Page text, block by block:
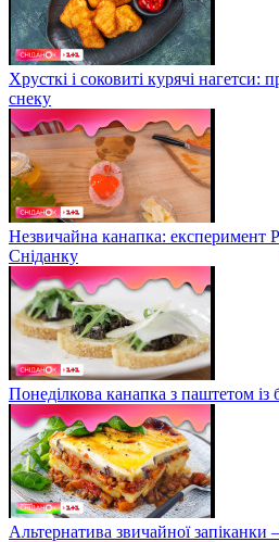
Хрусткі і соковиті курячі
снеку
Незвичайна канапка: експеримент
Сніданку
Понеділкова канапка з паштетом із
Альтернатива звичайної запіканки